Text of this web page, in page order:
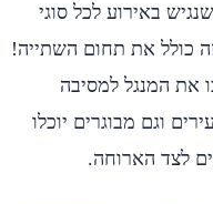
באירוע לכל סוגי
כולל את תחום השתייה!
את המנגל למסיבה
וגם מבוגרים יוכלו
לצד הארוחה.